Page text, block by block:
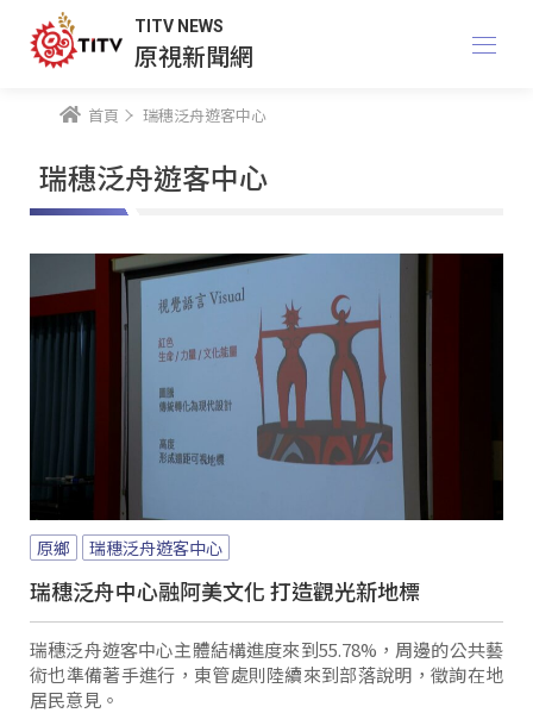
TITV NEWS
原視新聞網
首頁 瑞穗泛舟遊客中心
瑞穗泛舟遊客中心
原鄉 瑞穗泛舟遊客中心
瑞穗泛舟中心融阿美文化 打造觀光新地標
瑞穗泛舟遊客中心主體結構進度來到55.78%，周邊的公共藝
術也準備著手進行，東管處則陸續來到部落說明，徵詢在地
居民意見。